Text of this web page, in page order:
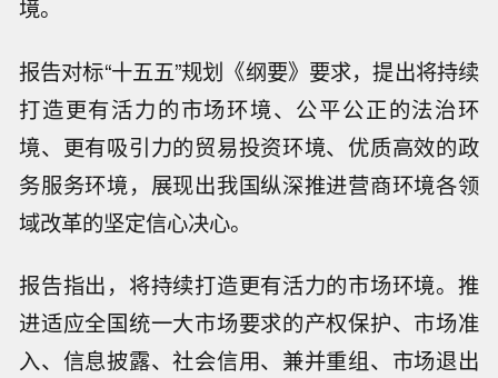
境。
报告对标“十五五”规划《纲要》要求，提出将持续
打造更有活力的市场环境、公平公正的法治环
境、更有吸引力的贸易投资环境、优质高效的政
务服务环境，展现出我国纵深推进营商环境各领
域改革的坚定信心决心。
报告指出，将持续打造更有活力的市场环境。推
进适应全国统一大市场要求的产权保护、市场准
入、信息披露、社会信用、兼并重组、市场退出